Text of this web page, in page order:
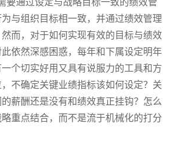
与组织目标相一致，并通过绩效管理
而，对于如何实现有效的目标与绩效
依然深感困惑，每年和下属设定明年
个切实好用又具有说服力的工具和方
不确定关键业绩指标该如何设定？关
薪酬还是没有和绩效真正挂钩？怎么
重点结合，而不是流于机械化的打分